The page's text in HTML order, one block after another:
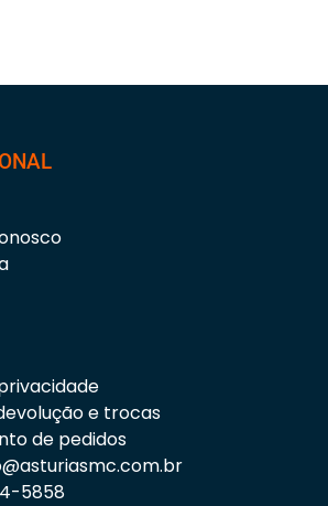
e trocas
de pedidos
5858